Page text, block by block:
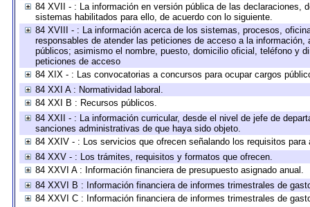
84 XVII - : La información en versión pública de las
sistemas habilitados para ello, de acuerdo con lo siguiente.
84 XVIII - : La información acerca de los sistemas, procesos,
responsables de atender las peticiones de acceso a la
públicos; asimismo el nombre, puesto, domicilio oficial, teléfono y
peticiones de acceso
84 XIX - : Las convocatorias a concursos para ocupar cargos
84 XXI A : Normatividad laboral.
84 XXI B : Recursos públicos.
84 XXII - : La información curricular, desde el nivel de jefe de
sanciones administrativas de que haya sido objeto.
84 XXIV - : Los servicios que ofrecen señalando los requisitos para
84 XXV - : Los trámites, requisitos y formatos que ofrecen.
84 XXVI A : Información financiera de presupuesto asignado anual.
84 XXVI B : Información financiera de informes trimestrales de
84 XXVI C : Información financiera de informes trimestrales de